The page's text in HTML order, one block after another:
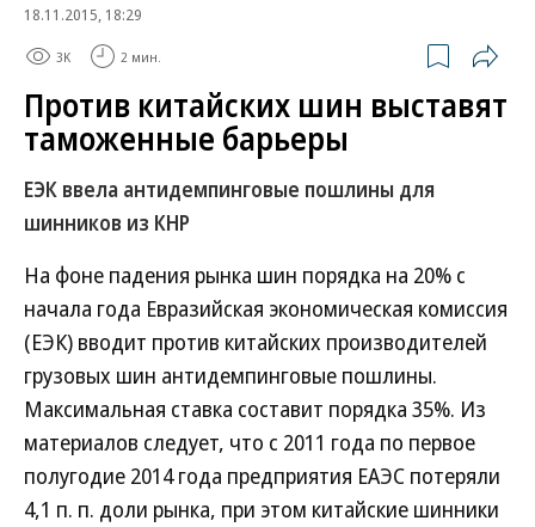
18.11.2015, 18:29
3K 2 мин.
Против китайских шин выставят
таможенные барьеры
ЕЭК ввела антидемпинговые пошлины для
шинников из КНР
На фоне падения рынка шин порядка на 20% с
начала года Евразийская экономическая комиссия
(ЕЭК) вводит против китайских производителей
грузовых шин антидемпинговые пошлины.
Максимальная ставка составит порядка 35%. Из
материалов следует, что с 2011 года по первое
полугодие 2014 года предприятия ЕАЭС потеряли
4,1 п. п. доли рынка, при этом китайские шинники